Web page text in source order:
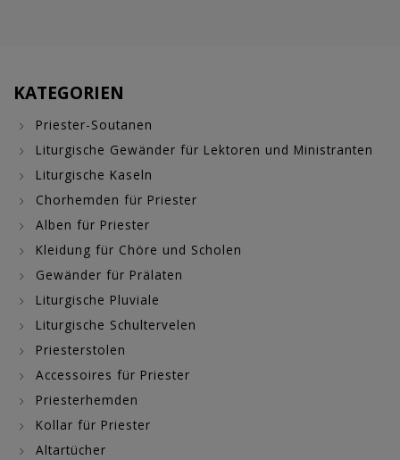
KATEGORIEN
Priester-Soutanen
Liturgische Gewänder für Lektoren und Ministranten
Liturgische Kaseln
Chorhemden für Priester
Alben für Priester
Kleidung für Chöre und Scholen
Gewänder für Prälaten
Liturgische Pluviale
Liturgische Schultervelen
Priesterstolen
Accessoires für Priester
Priesterhemden
Kollar für Priester
Altartücher